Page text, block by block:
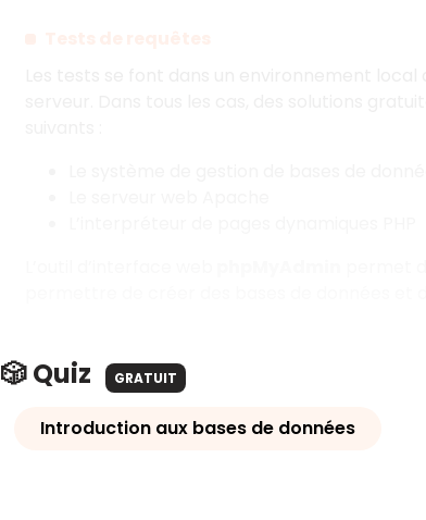
🎲 Quiz GRATUIT
Introduction aux bases de données